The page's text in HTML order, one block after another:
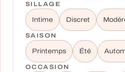
SILLAGE
Intime Discret
SAISON
Printemps Été
OCCASION